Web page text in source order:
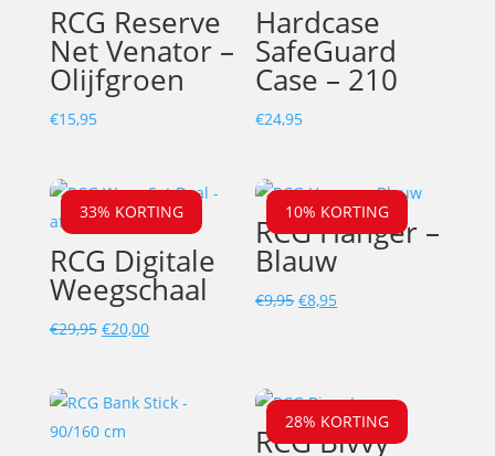
RCG Reserve
Net Venator –
Olijfgroen
€15,95
Hardcase
SafeGuard
Case – 210
€24,95
33% KORTING
RCG Digitale
Weegschaal
€29,95 Oorspronkelijke
€29,95.
€20,00Huidige
€20,00.
10% KORTING
RCG Hanger –
Blauw
€9,95 Oorspronkelijke
€8,95Huidige
28% KORTING
RCG Bivvy